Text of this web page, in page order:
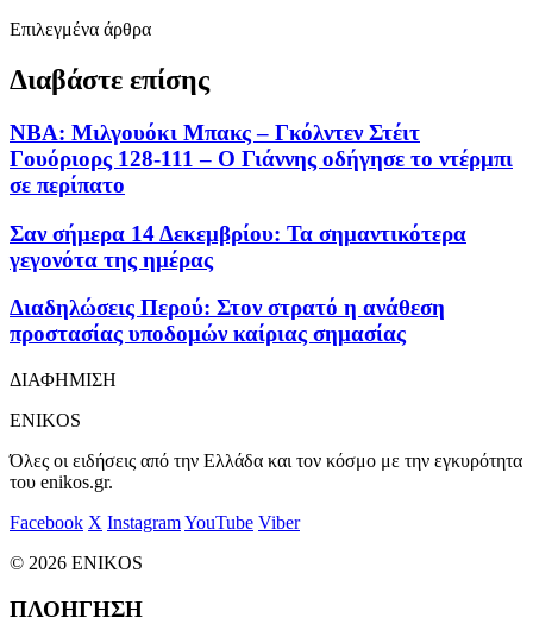
Επιλεγμένα άρθρα
Διαβάστε επίσης
NBA: Μιλγουόκι Μπακς – Γκόλντεν Στέιτ
Γουόριορς 128-111 – Ο Γιάννης οδήγησε το ντέρμπι
σε περίπατο
Σαν σήμερα 14 Δεκεμβρίου: Τα σημαντικότερα
γεγονότα της ημέρας
Διαδηλώσεις Περού: Στον στρατό η ανάθεση
προστασίας υποδομών καίριας σημασίας
ΔΙΑΦΗΜΙΣΗ
ENIKOS
Όλες οι ειδήσεις από την Ελλάδα και τον κόσμο με την εγκυρότητα
του enikos.gr.
Facebook X InstagramYouTube Viber
© 2026 ENIKOS
ΠΛΟΗΓΗΣΗ